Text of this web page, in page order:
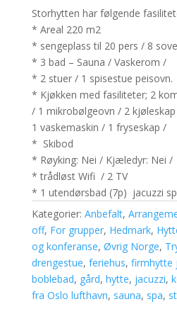
Storhytten har følgende
* Areal 220 m2
* sengeplass til 20 pers / 8
* 3 bad – Sauna / Vaskerom /
* 2 stuer / 1 spisestue peisovn.
* Kjøkken med fasiliteter; 2
/ 1 mikrobølgeovn / 2
1 vaskemaskin / 1 fryseskap /
* Skibod
* Røyking: Nei / Kjæledyr: Nei /
* trådløst Wifi / 2 TV
* 1 utendørsbad (7p) jacuzzi
Kategorier: Anbefalt,
off, For grupper, Hedmark,
og konferanse, Øvrig Norge,
drengestue, feriehus, firmhytte
boblebad, gård, hytte, jacuzzi,
fra Oslo lufthavn, sauna, spa,